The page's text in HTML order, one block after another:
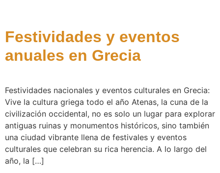
Festividades y eventos
anuales en Grecia
Festividades nacionales y eventos culturales en Grecia:
Vive la cultura griega todo el año Atenas, la cuna de la
civilización occidental, no es solo un lugar para explorar
antiguas ruinas y monumentos históricos, sino también
una ciudad vibrante llena de festivales y eventos
culturales que celebran su rica herencia. A lo largo del
año, la […]